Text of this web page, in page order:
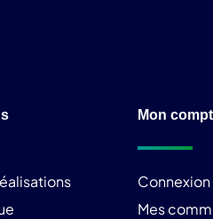
Mon
Connexion
Mes